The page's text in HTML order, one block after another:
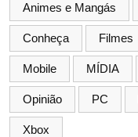
Animes e Mangás
Conheça Filmes
Mobile MÍDIA
Opinião PC
Xbox